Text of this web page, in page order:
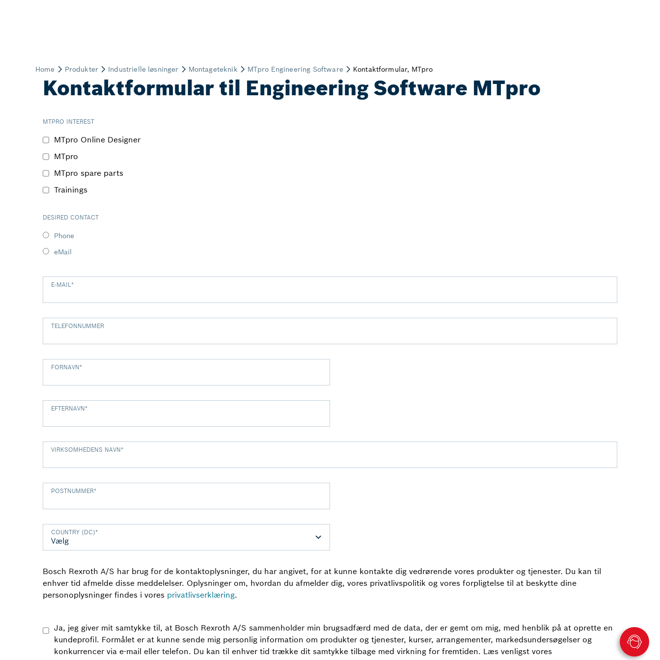
Kontaktformular til Engineering Software MTpro
MTPRO INTEREST
MTpro Online Designer
MTpro
MTpro spare parts
Trainings
DESIRED CONTACT
Phone
eMail
E-MAIL*
TELEFONNUMMER
FORNAVN*
EFTERNAVN*
VIRKSOMHEDENS NAVN*
POSTNUMMER*
COUNTRY (DC)*
Bosch Rexroth A/S har brug for de kontaktoplysninger, du har angivet, for at kunne kontakte dig vedrørende vores produkter og tjenester. Du kan til
enhver tid afmelde disse meddelelser. Oplysninger om, hvordan du afmelder dig, vores privatlivspolitik og vores forpligtelse til at beskytte dine
personoplysninger findes i vores privatlivserklæring.
Ja, jeg giver mit samtykke til, at Bosch Rexroth A/S sammenholder min brugsadfærd med de data, der er gemt om mig, med henblik på at oprette en
kundeprofil. Formålet er at kunne sende mig personlig information om produkter og tjenester, kurser, arrangementer, markedsundersøgelser og
konkurrencer via e-mail eller telefon. Du kan til enhver tid trække dit samtykke tilbage med virkning for fremtiden. Læs venligst vores